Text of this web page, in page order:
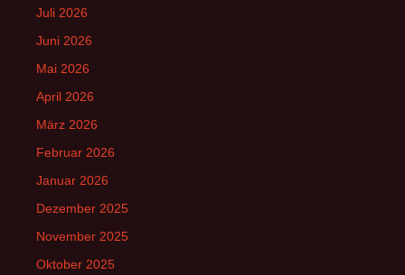
Juli 2026
Juni 2026
Mai 2026
April 2026
März 2026
Februar 2026
Januar 2026
Dezember 2025
November 2025
Oktober 2025